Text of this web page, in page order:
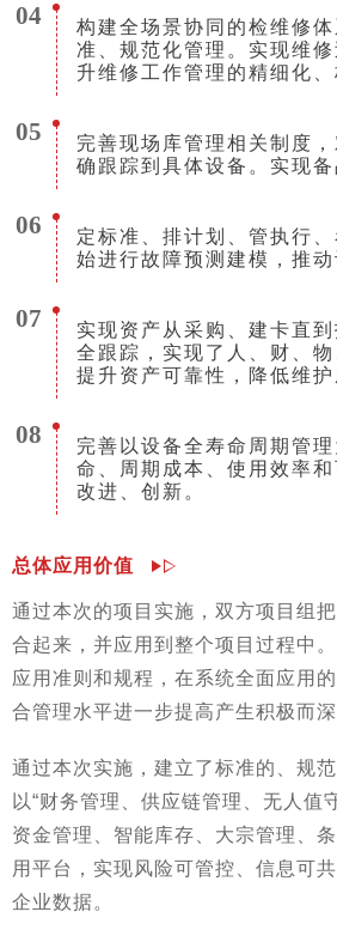
04
构建全场景协同的检维修
准、规范化管理。实现维
升维修工作管理的精细化、
05
完善现场库管理相关制度
确跟踪到具体设备。实现备
06
定标准、排计划、管执行
始进行故障预测建模，推
07
实现资产从采购、建卡直
全跟踪，实现了人、财、
提升资产可靠性，降低维护
08
完善以设备全寿命周期管
命、周期成本、使用效率
改进、创新。
总体应用价值
通过本次的项目实施，双方项目组
合起来，并应用到整个项目过程中
应用准则和规程，在系统全面应用
合管理水平进一步提高产生积极而深
通过本次实施，建立了标准的、规
以“财务管理、供应链管理、无人
资金管理、智能库存、大宗管理、
用平台，实现风险可管控、信息可
企业数据。